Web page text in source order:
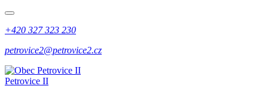
+420 327 323 230
petrovice2@petrovice2.cz
Petrovice II